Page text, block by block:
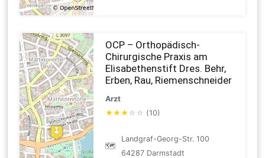
OCP – Orthopädisch-
Chirurgische Praxis am
Elisabethenstift Dres. Behr,
Erben, Rau, Riemenschneider
Arzt
★★★ ☆ ☆ (10)
🗺
Landgraf-Georg-Str. 100
64287 Darmstadt